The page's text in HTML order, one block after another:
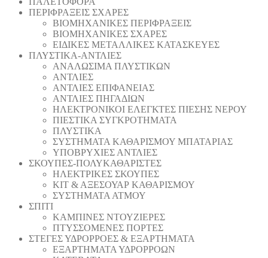
ΠΕΡΙΦΡΑΞΕΙΣ ΣΧΑΡΕΣ
ΒΙΟΜΗΧΑΝΙΚΕΣ ΠΕΡΙΦΡΑΞΕΙΣ
ΒΙΟΜΗΧΑΝΙΚΕΣ ΣΧΑΡΕΣ
ΕΙΔΙΚΕΣ ΜΕΤΑΛΛΙΚΕΣ ΚΑΤΑΣΚΕΥΕΣ
ΠΛΥΣΤΙΚΑ-ΑΝΤΛΙΕΣ
ΑΝΑΛΩΣΙΜΑ ΠΛΥΣΤΙΚΩΝ
ΑΝΤΛΙΕΣ
ΑΝΤΛΙΕΣ ΕΠΙΦΑΝΕΙΑΣ
ΑΝΤΛΙΕΣ ΠΗΓΑΔΙΩΝ
ΗΛΕΚΤΡΟΝΙΚΟΙ ΕΛΕΓΚΤΕΣ ΠΙΕΣΗΣ ΝΕΡΟΥ
ΠΙΕΣΤΙΚΑ ΣΥΓΚΡΟΤΗΜΑΤΑ
ΠΛΥΣΤΙΚΑ
ΣΥΣΤΗΜΑΤΑ ΚΑΘΑΡΙΣΜΟΥ ΜΠΑΤΑΡΙΑΣ
ΥΠΟΒΡΥΧΙΕΣ ΑΝΤΛΙΕΣ
ΣΚΟΥΠΕΣ-ΠΟΛΥΚΑΘΑΡΙΣΤΕΣ
ΗΛΕΚΤΡΙΚΕΣ ΣΚΟΥΠΕΣ
ΚΙΤ & ΑΞΕΣΟΥΑΡ ΚΑΘΑΡΙΣΜΟΥ
ΣΥΣΤΗΜΑΤΑ ΑΤΜΟΥ
ΣΠΙΤΙ
ΚΑΜΠΙΝΕΣ ΝΤΟΥΖΙΕΡΕΣ
ΠΤΥΣΣΟΜΕΝΕΣ ΠΟΡΤΕΣ
ΣΤΕΓΕΣ ΥΔΡΟΡΡΟΕΣ & ΕΞΑΡΤΗΜΑΤΑ
ΕΞΑΡΤΗΜΑΤΑ ΥΔΡΟΡΡΟΩΝ